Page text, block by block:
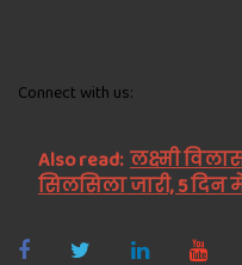
Connect with us:
Also read: लक्ष्मी
सिलसिला जारी, 5 दिन